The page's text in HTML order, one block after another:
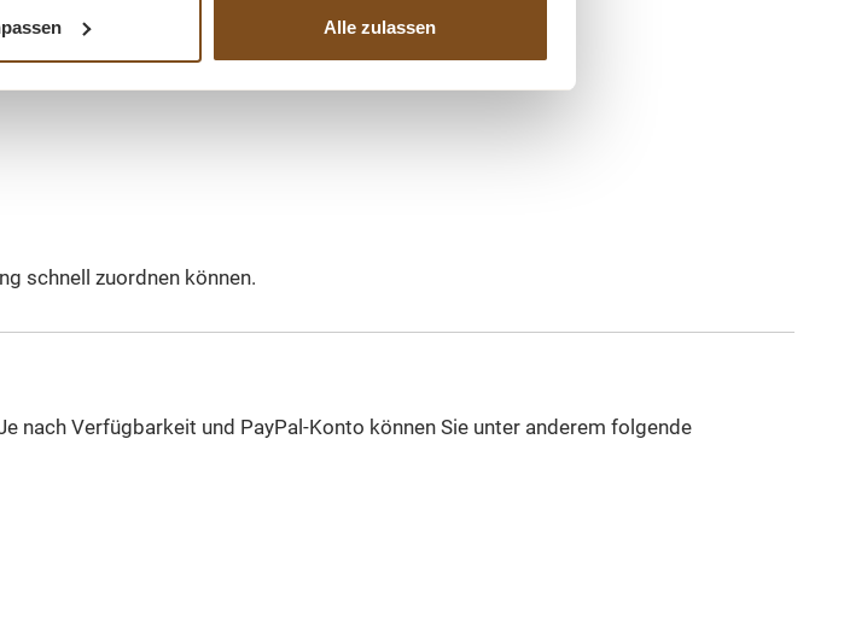
Alle zulassen
schnell zuordnen können.
nach Verfügbarkeit und PayPal-Konto können Sie unter anderem folgende